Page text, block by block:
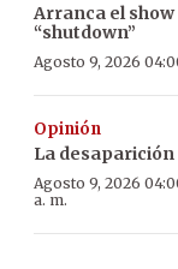
Arranca el show
“shutdown”
Agosto 9, 2026
Opinión
La
Agosto 9, 2026
a. m.